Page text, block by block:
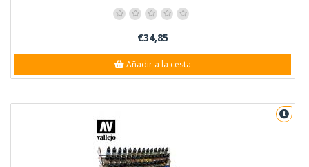
€34,85
Añadir a la cesta